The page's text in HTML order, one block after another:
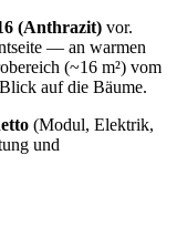
(Anthrazit) vor.
— an warmen
(~16 m²) vom
auf die Bäume.
(Modul, Elektrik,
und